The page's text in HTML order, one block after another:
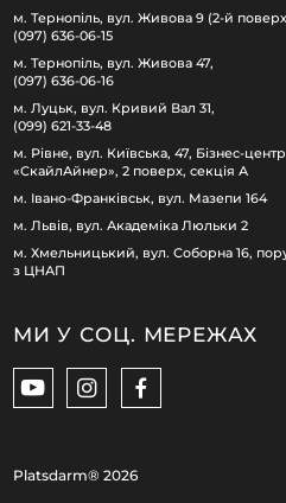
м. Тернопіль, вул. Живова 9 (2-й
(097) 636-06-15
м. Тернопіль, вул. Живова 47,
(097) 636-06-16
м. Луцьк, вул. Кривий Вал 31,
(099) 621-33-48
м. Рівне, вул. Київська, 47, Бізнес-центр
«СкайлАйнер», 2 поверх, секція А
м. Івано-Франківськ, вул. Мазепи 164
м. Львів, вул. Академіка Люльки 2
м. Хмельницький, вул. Соборна 16,
з ЦНАП
МИ У СОЦ. МЕРЕЖАХ
Platsdarm® 2026